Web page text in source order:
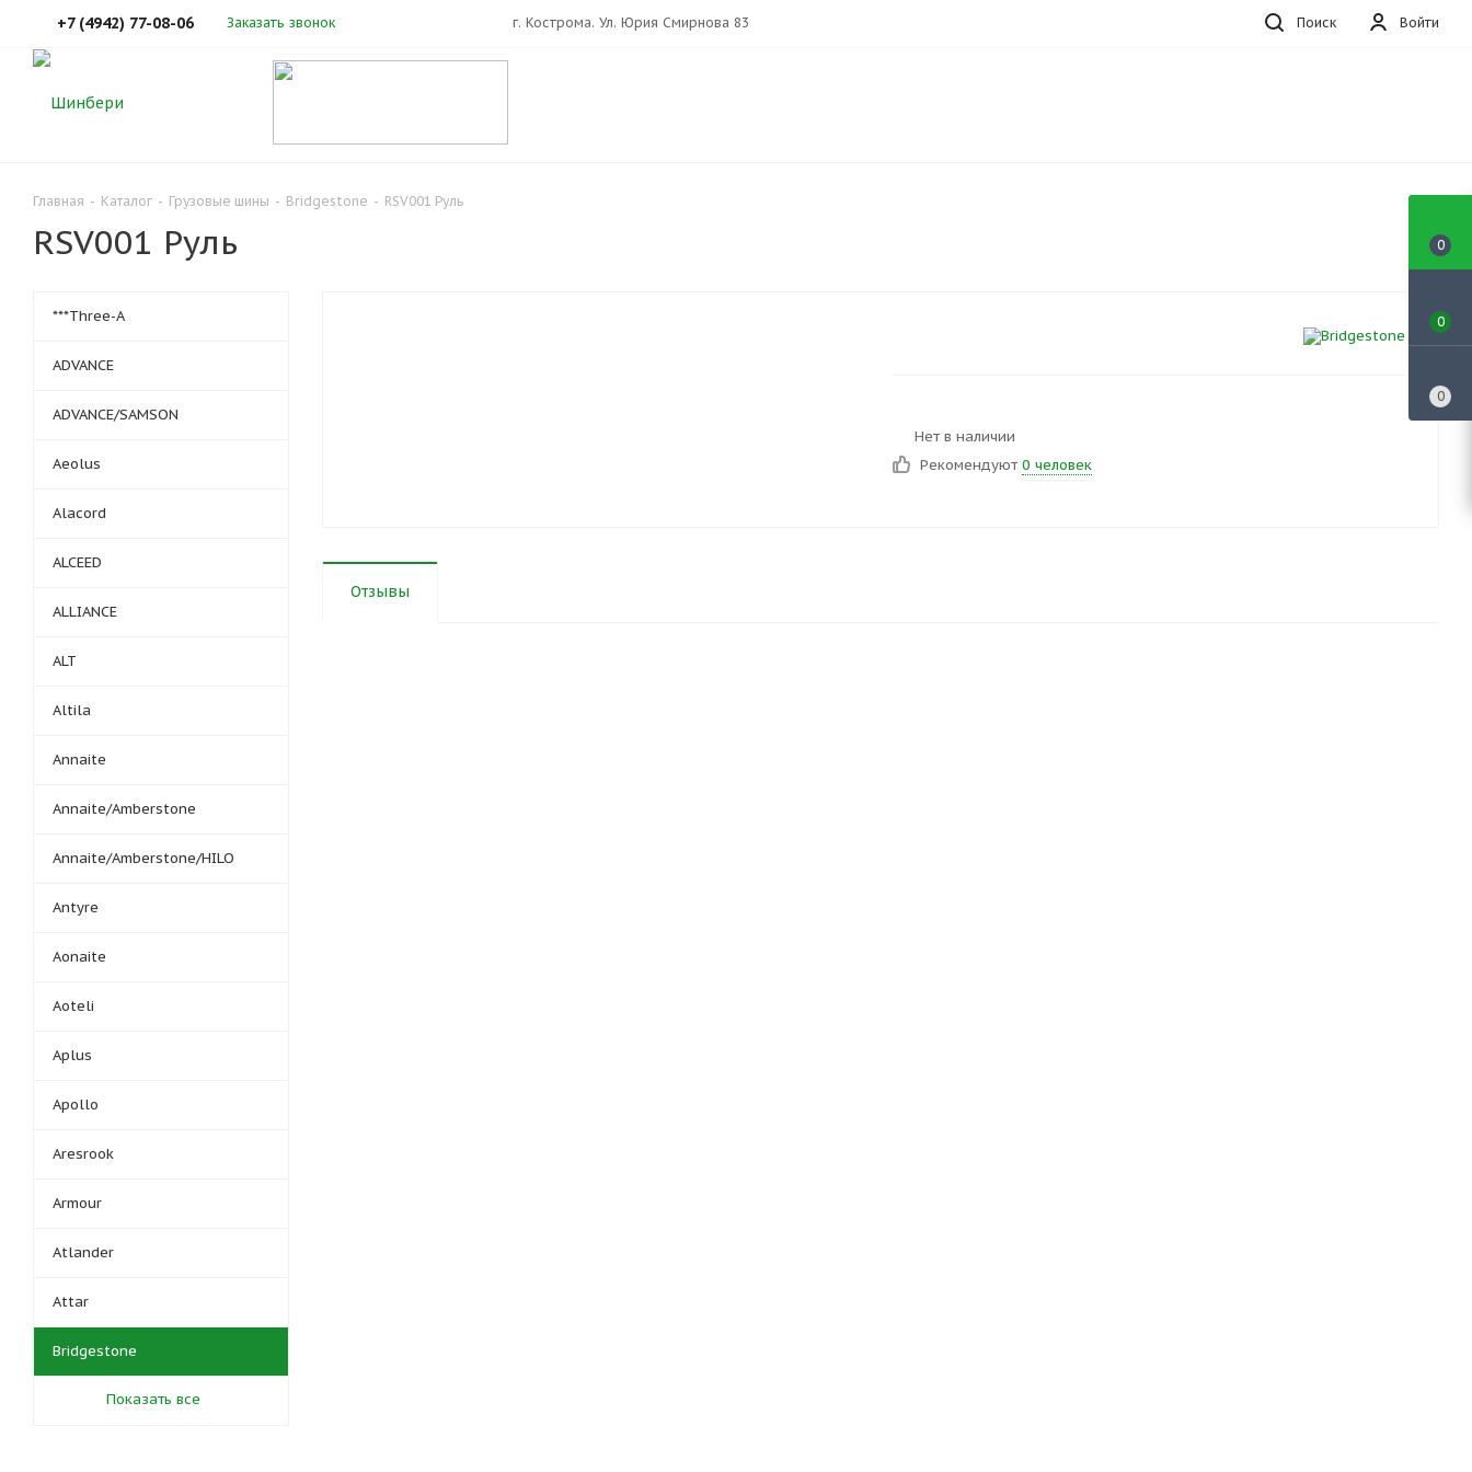
+7 (4942) 77-08-06 Заказать звонок Войти
г. Кострома. Ул. Юрия Смирнова 83 Поиск
Главная - Каталог - Грузовые шины - Bridgestone - RSV001 Руль
RSV001 Руль
Нет в наличии
Рекомендуют 0 человек
Отзывы
***Three-A
ADVANCE
ADVANCE/SAMSON
Aeolus
Alacord
ALCEED
ALLIANCE
ALT
Altila
Annaite
Annaite/Amberstone
Annaite/Amberstone/HILO
Antyre
Aonaite
Aoteli
Aplus
Apollo
Aresrook
Armour
Atlander
Attar
Bridgestone
Показать все
0
0
0